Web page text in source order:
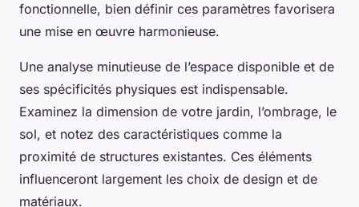
fonctionnelle, bien définir ces paramètres favorisera
une mise en œuvre harmonieuse.
Une analyse minutieuse de l’espace disponible et de
ses spécificités physiques est indispensable.
Examinez la dimension de votre jardin, l’ombrage, le
sol, et notez des caractéristiques comme la
proximité de structures existantes. Ces éléments
influenceront largement les choix de design et de
matériaux.